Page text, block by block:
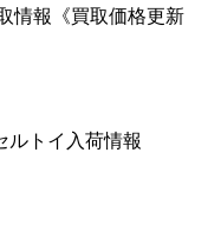
情報《買取価格更新
ルトイ入荷情報